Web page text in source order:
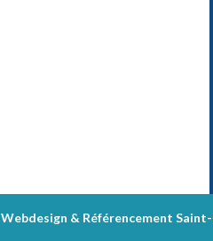
Webdesign & Référencement